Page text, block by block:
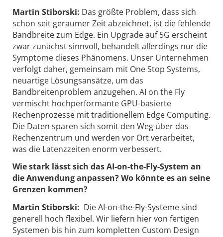
Martin Stiborski: Das größte Problem, dass sich
schon seit geraumer Zeit abzeichnet, ist die ­fehlende
Bandbreite zum Edge. Ein Upgrade auf 5G erscheint
zwar zunächst sinnvoll, behandelt allerdings nur die
Symptome dieses Phänomens. Unser Unternehmen
verfolgt daher, gemeinsam mit One Stop Systems,
neuartige Lösungsansätze, um das
Bandbreitenproblem anzugehen. AI on the Fly
vermischt hochperformante GPU-basierte
Rechenprozesse mit traditionellem Edge Computing.
Die Daten sparen sich somit den Weg über das
Rechenzentrum und werden vor Ort verarbeitet,
was die Latenzzeiten enorm verbessert.
Wie stark lässt sich das AI-on-the-Fly-System an
die Anwendung anpassen? Wo könnte es an seine
Grenzen kommen?
Martin Stiborski: Die AI-on-the-Fly-Systeme sind
generell hoch flexibel. Wir liefern hier von fertigen
Systemen bis hin zum kompletten Custom Design